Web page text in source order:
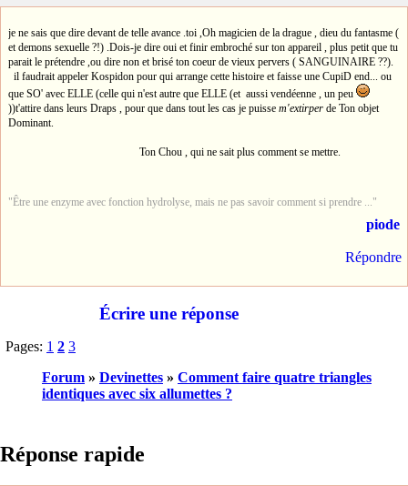
je ne sais que dire devant de telle avance .toi ,Oh magicien de la drague , dieu du fantasme (
et demons sexuelle ?!) .Dois-je dire oui et finir embroché sur ton appareil , plus petit que tu
parait le prétendre ,ou dire non et brisé ton coeur de vieux pervers ( SANGUINAIRE ??).
il faudrait appeler Kospidon pour qui arrange cette histoire et faisse une CupiD end... ou
que SO' avec ELLE (celle qui n'est autre que ELLE (et aussi vendéenne , un peu
))t'attire dans leurs Draps , pour que dans tout les cas je puisse m'extirper de Ton objet
Dominant.
Ton Chou , qui ne sait plus comment se mettre.
"Être une enzyme avec fonction hydrolyse, mais ne pas savoir comment si prendre ..."
piode
Répondre
Écrire une réponse
Pages: 1 2 3
Forum » Devinettes » Comment faire quatre triangles
identiques avec six allumettes ?
Réponse rapide